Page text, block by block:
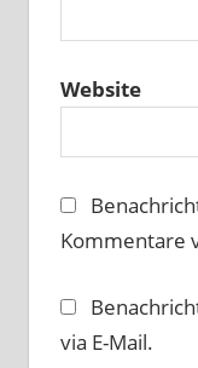
Website
Kommentare
via E-Mail.